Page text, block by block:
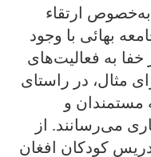
به‌خصوص ارتقاء
بهائی با وجود
به فعالیت‌های
مثال، در راستای
مستمندان و
می‌رسانند. از
کودکان افغان